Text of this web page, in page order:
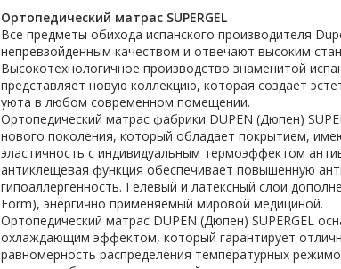
Ортопедический матрас SUPERGEL
Все предметы обихода испанского производителя
непревзойденным качеством и отвечают высоким
Высокотехнологичное производство знаменитой
представляет новую коллекцию, которая создает
уюта в любом современном помещении.
Ортопедический матрас фабрики DUPEN (Дюпен)
нового поколения, который обладает покрытием,
эластичность с индивидуальным термоэффектом
антиклещевая функция обеспечивает повышенную
гипоаллергенность. Гелевый и латексный слои
Form), энергично применяемый мировой медициной.
Ортопедический матрас DUPEN (Дюпен) SUPERGEL
охлаждающим эффектом, который гарантирует
равномерность распределения температурных